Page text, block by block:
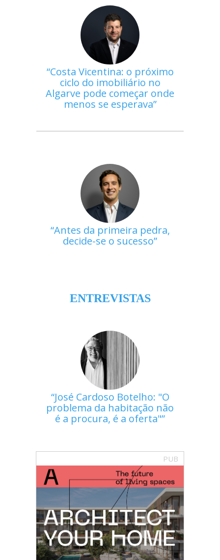
Costa Vicentina: o próximo
ciclo do imobiliário no
Algarve pode começar onde
menos se esperava
Antes da primeira pedra,
decide-se o sucesso
ENTREVISTAS
José Cardoso Botelho: "O
problema da habitação não
é a procura, é a oferta"
PUB